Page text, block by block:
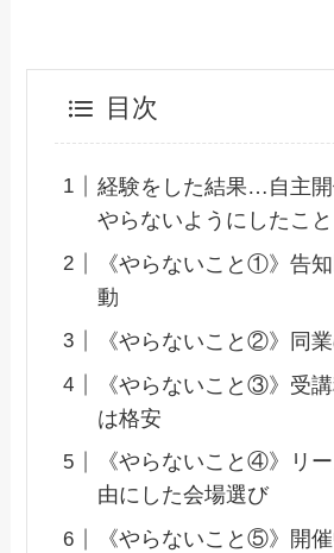
目次
経験をした結果…自主
やらないようにしたこと
《やらないこと①》告
動
《やらないこと②》同
《やらないこと③》受
は格安
《やらないこと④》リ
由にした会場選び
《やらないこと⑤》開